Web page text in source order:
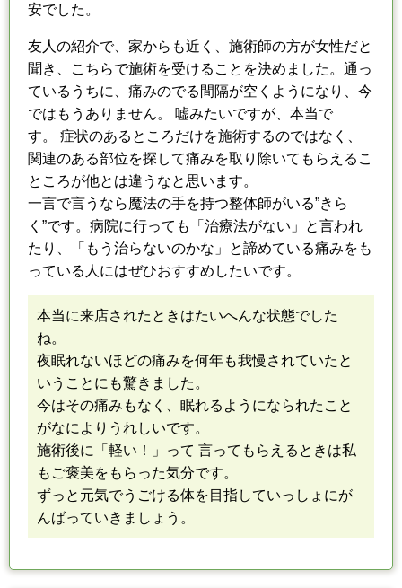
安でした。
友人の紹介で、家からも近く、施術師の方が女性だと
聞き、
こちらで施術を受けることを決めました。 通っ
ているうちに、痛みのでる間隔が空くようになり、 今
ではもうありません。 嘘みたいですが、本当で
す。
症状のあるところだけを施術するのではなく、
関連のある部位を探して痛みを取り除いてもらえるこ
ところが他とは違うなと思います。
一言で言うなら魔法の手を持つ整体師がいる”きら
く”です。 病院に行っても「治療法がない」と言われ
たり、「もう治らないのかな」と諦めている痛みをも
っている人にはぜひおすすめしたいです。
本当に来店されたときはたいへんな状態でした
ね。
夜眠れないほどの痛みを何年も我慢されていたと
いうことにも驚きました。
今はその痛みもなく、眠れるようになられたこと
がなによりうれしいです。
施術後に「軽い！」って 言ってもらえるときは私
もご褒美をもらった気分です。
ずっと元気でうごける体を目指していっしょにが
んばっていきましょう。